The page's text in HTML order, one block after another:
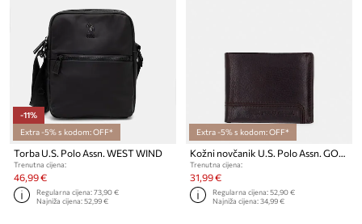
-11%
Extra -5% s kodom: OFF*
Torba U.S. Polo Assn. WEST WIND
Trenutna cijena:
46,99 €
Regularna cijena:73,90 €
Najniža cijena:52,99 €
Extra -5% s kodom: OFF*
Kožni novčanik U.S. Polo Assn. GORDON
Trenutna cijena:
31,99 €
Regularna cijena:52,90 €
Najniža cijena:34,99 €